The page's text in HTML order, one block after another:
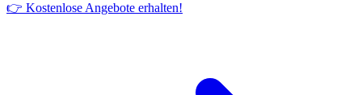
👉 Kostenlose Angebote erhalten!